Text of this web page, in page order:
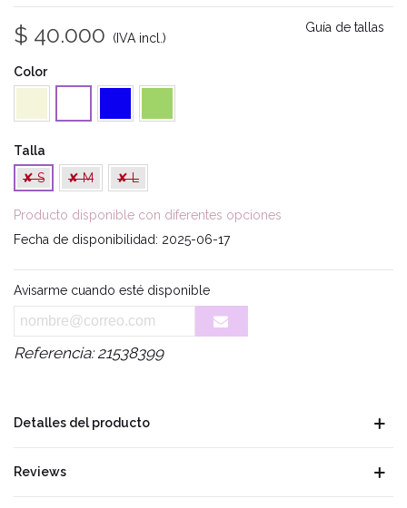
$ 40.000 (IVA incl.)
Guía de tallas
Color
Talla
✘ S
✘ M ✘ L
Producto disponible con diferentes opciones
Fecha de disponibilidad: 2025-06-17
Avisarme cuando esté disponible
Referencia: 21538399
Detalles del producto
Reviews